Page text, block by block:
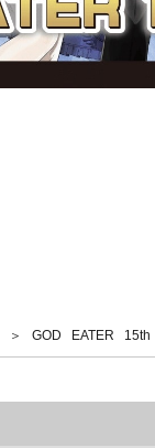
＞ GOD EATER 15th